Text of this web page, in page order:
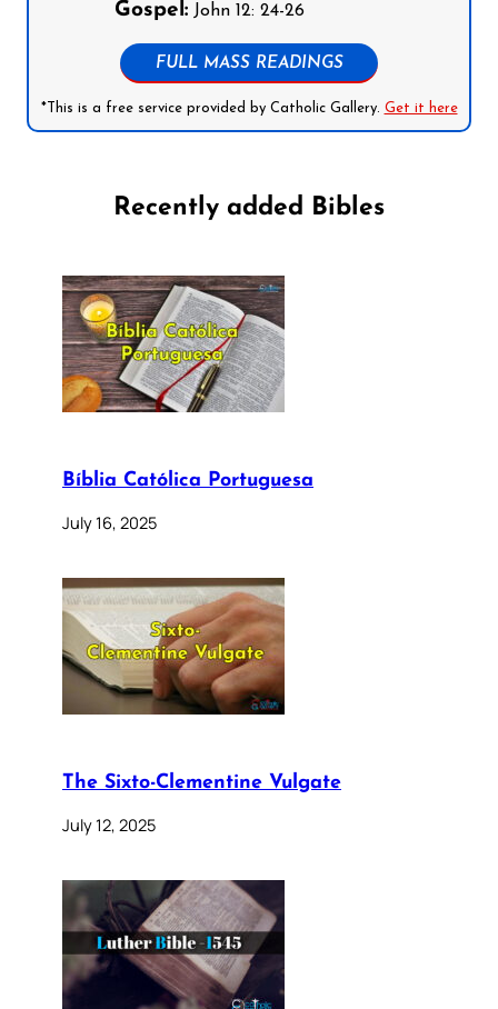
Gospel: John 12: 24-26
FULL MASS READINGS
*This is a free service provided by Catholic Gallery. Get it here
Recently added Bibles
Bíblia Católica Portuguesa
July 16, 2025
The Sixto-Clementine Vulgate
July 12, 2025